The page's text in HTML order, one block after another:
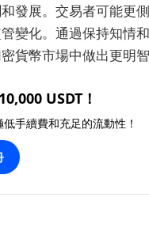
發展。交易者可能更
變化。通過保持知情
貨幣市場中做出更明智
USDT！
手續費和充足的流動性！